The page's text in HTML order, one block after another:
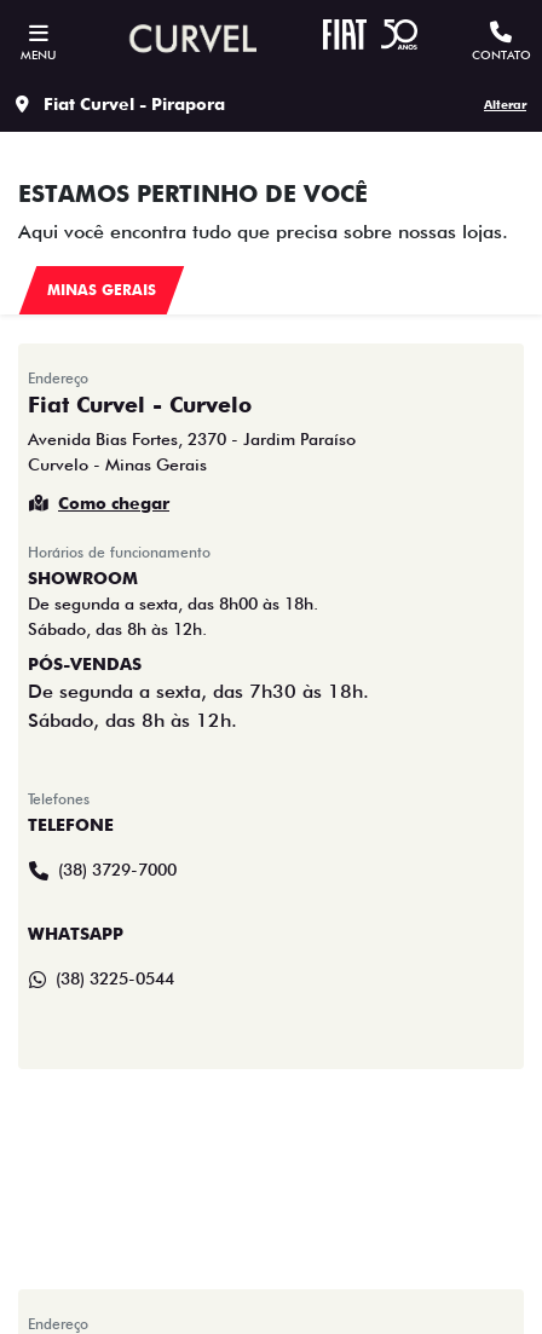
MENU CONTATO
Fiat Curvel - Pirapora Alterar
ESTAMOS PERTINHO DE VOCÊ
Aqui você encontra tudo que precisa sobre nossas lojas.
MINAS GERAIS
Endereço
Fiat Curvel - Curvelo
Avenida Bias Fortes, 2370 - Jardim Paraíso
Curvelo - Minas Gerais
Como chegar
Horários de funcionamento
SHOWROOM
De segunda a sexta, das 8h00 às 18h.
Sábado, das 8h às 12h.
PÓS-VENDAS
De segunda a sexta, das 7h30 às 18h.
Sábado, das 8h às 12h.
Telefones
TELEFONE
(38) 3729-7000
WHATSAPP
(38) 3225-0544
Endereço